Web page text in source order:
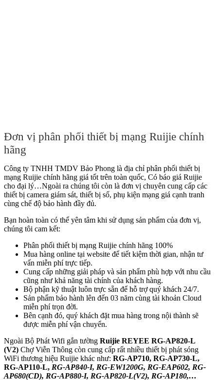
Đơn vị phân phối thiết bị mạng Ruijie chính
hãng
Công ty TNHH TMDV Bảo Phong là địa chỉ phân phối thiết bị
mạng Ruijie chính hãng giá tốt trên toàn quốc, Có báo giá Ruijie
cho đại lý…Ngoài ra chúng tôi còn là đơn vị chuyên cung cấp các
thiết bị camera giám sát, thiết bị số, phụ kiện mạng giá cạnh tranh
cùng chế độ bảo hành đầy đủ.
Bạn hoàn toàn có thể yên tâm khi sử dụng sản phẩm của đơn vị,
chúng tôi cam kết:
Phân phối thiết bị mạng Ruijie chính hãng 100%
Mua hàng online tại website để tiết kiệm thời gian, nhận tư
vấn miễn phí trực tiếp.
Cung cấp những giải pháp và sản phẩm phù hợp với nhu cầu
cũng như khả năng tài chính của khách hàng.
Bộ phận kỹ thuật luôn trực sẵn để hỗ trợ quý khách 24/7.
Sản phẩm bảo hành lên đến 03 năm cùng tài khoản Cloud
miễn phí trọn đời.
Bên cạnh đó, quý khách đặt mua hàng trong nội thành sẽ
được miễn phí vận chuyển.
Ngoài Bộ Phát Wifi gắn tường Ruijie REYEE RG-AP820-L
(V2) Chợ Viễn Thông còn cung cấp rất nhiều thiết bị phát sóng
WiFi thương hiệu Ruijie khác như: RG-AP710, RG-AP730-L,
RG-AP110-L, RG-AP840-I, RG-EW1200G, RG-EAP602, RG-
AP680(CD), RG-AP880-I, RG-AP820-L(V2), RG-AP180,…